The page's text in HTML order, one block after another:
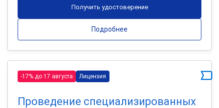
Получить удостоверение
Подробнее
-17% до 17 августа Лицензия
Проведение специализированных